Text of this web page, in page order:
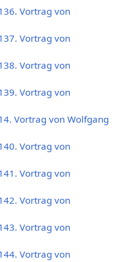
Vortrag von
Vortrag von
Vortrag von
Vortrag von
Vortrag von Wolfgang
Vortrag von
Vortrag von
Vortrag von
Vortrag von
Vortrag von